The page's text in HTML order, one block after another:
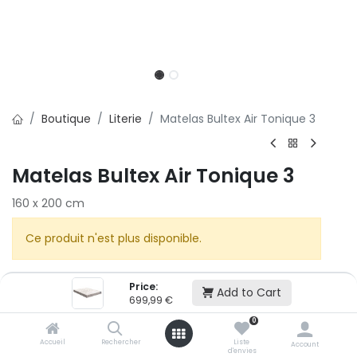
Price:
699,99 € Add to Cart
Accueil Rechercher
0
Liste
d'envies
Account
Boutique Literie Matelas Bultex Air Tonique 3
Matelas Bultex Air Tonique 3
160 x 200 cm
Ce produit n'est plus disponible.
BULTEX